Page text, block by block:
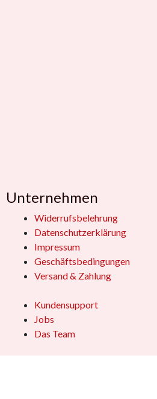
Unternehmen
Widerrufsbelehrung
Datenschutzerklärung
Impressum
Geschäftsbedingungen
Versand & Zahlung
Kundensupport
Jobs
Das Team